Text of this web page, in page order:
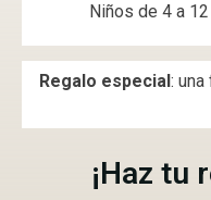
Niños de 4 a
Regalo especial:
¡Haz tu